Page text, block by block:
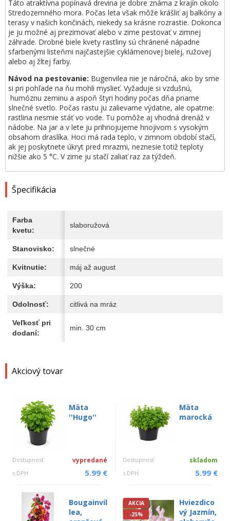
Akciový tovar
Mäta
''Hugo''
Dostupnosť vypredané
s DPH 5.99 €
Mäta
marocká
Dostupnosť skladom
s DPH 5.99 €
Bougainvil
lea,
AKCIA
-25%
Hviezdico
vý Jazmín,
Táto atraktívna popínavá drevina je dobre známa z krajín okolo
Stredozemného mora. Počas leta však môže krášliť aj balkóny a
terasy v našich končinách, niekedy sa krásne rozrastie. Dokonca
je ju možné aj prezimovať alebo v zime pestovať v zimnej
záhrade. Drobné biele kvety rastliny sú chránené nápadne
sfarbenými listeňmi najčastejšie cyklámenovej bielej, ružovej
alebo aj žltej farby.
Návod na pestovanie: Bugenvilea nie je náročná, ako by sme
si pri pohľade na ňu mohli myslieť. Vyžaduje si vzdušnú,
humóznu zeminu a aspoň štyri hodiny počas dňa priame
slnečné svetlo. Počas rastu ju zalievame výdatne, ale opatrne:
rastlina nesmie stáť vo vode. Tu pomôže aj vhodná drenáž v
nádobe. Na jar a v lete ju prihnojujeme hnojivom s vysokým
obsahom draslíka. Hoci má rada teplo, v zimnom období stačí,
ak jej poskytnete úkryt pred mrazmi, neznesie totiž teploty
nižšie ako 5 °C. V zime ju stačí zaliať raz za týždeň.
Špecifikácia
Farba
kvetu:
slaboružová
Stanovisko: slnečné
Kvitnutie: máj až august
Výška: 200
Odolnosť: citlivá na mráz
Veľkosť pri
dodaní:
min. 30 cm